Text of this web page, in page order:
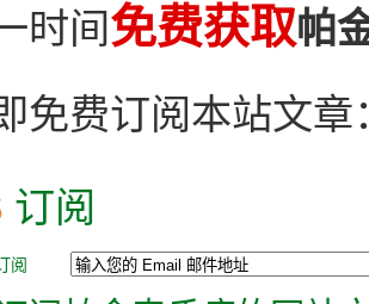
时间免费获取帕
免费订阅本站文章
订阅
阅